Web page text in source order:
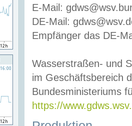
E-Mail:
DE-Mail:
Empfänger das DE-
Wasserstraßen- und
im Geschäftsbereich
Bundesministeriums
https://